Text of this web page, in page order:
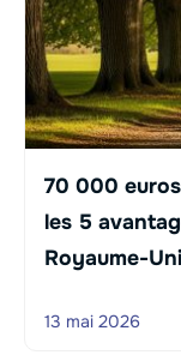
70 000
les 5
Royaume-Uni
13 mai 2026